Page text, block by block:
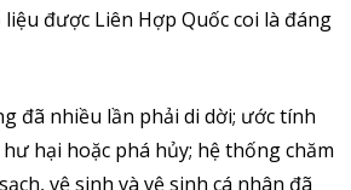
liệu được Liên Hợp Quốc coi là đáng
đã nhiều lần phải di dời; ước tính
hại hoặc phá hủy; hệ thống chăm
vệ sinh và vệ sinh cá nhân đã